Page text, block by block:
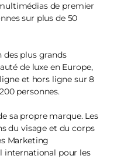
de premier
sur plus de 50
des plus grands
de luxe en Europe,
et hors ligne sur 8
personnes.
sa propre marque. Les
du visage et du corps
Marketing
international pour les